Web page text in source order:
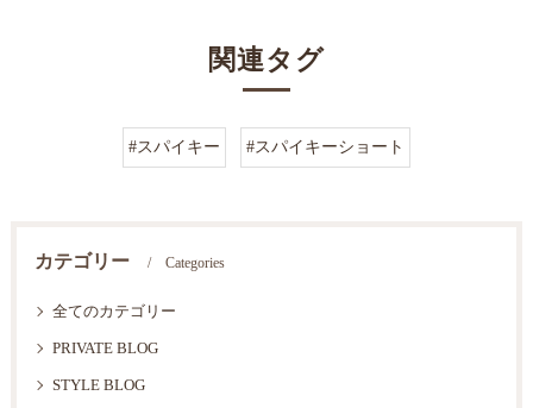
関連タグ
#スパイキー #スパイキーショート
カテゴリー Categories
全てのカテゴリー
PRIVATE BLOG
STYLE BLOG